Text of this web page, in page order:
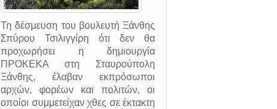
Τη δέσμευση του βουλευτή Ξάνθης
Σπύρου Τσιλιγγίρη ότι δεν θα
προχωρήσει η δημιουργία
ΠΡΟΚΕΚΑ στη Σταυρούπολη
Ξάνθης, έλαβαν εκπρόσωποι
αρχών, φορέων και πολιτών, οι
οποίοι συμμετείχαν χθες σε έκτακτη